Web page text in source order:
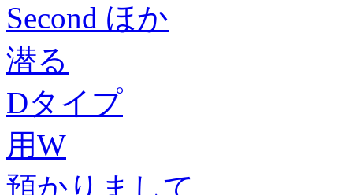
Second ほか
潜る
Dタイプ
用W
預かりまして